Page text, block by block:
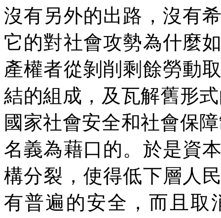
沒有另外的出路，沒有
它的對社會攻勢為什麼
產權者從剝削剩餘勞動
結的組成，及瓦解舊形
國家社會安全和社會保
名義為藉口的。於是資
構分裂，使得低下層人
有普遍的安全，而且取